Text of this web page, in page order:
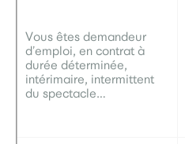
Vous êtes demandeur
d’emploi, en contrat à
durée déterminée,
intérimaire, intermittent
du spectacle…